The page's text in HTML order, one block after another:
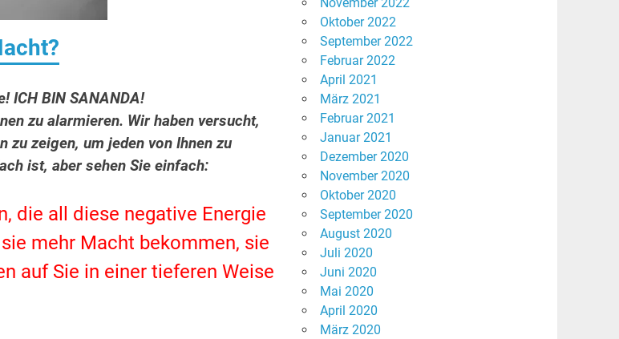
ICH BIN SANANDA!
zu alarmieren. Wir haben versucht,
zu zeigen, um jeden von Ihnen zu
ist, aber sehen Sie einfach:
die all diese negative Energie
mehr Macht bekommen, sie
auf Sie in einer tieferen Weise
November 2022
Oktober 2022
September 2022
Februar 2022
April 2021
März 2021
Februar 2021
Januar 2021
Dezember 2020
November 2020
Oktober 2020
September 2020
August 2020
Juli 2020
Juni 2020
Mai 2020
April 2020
März 2020